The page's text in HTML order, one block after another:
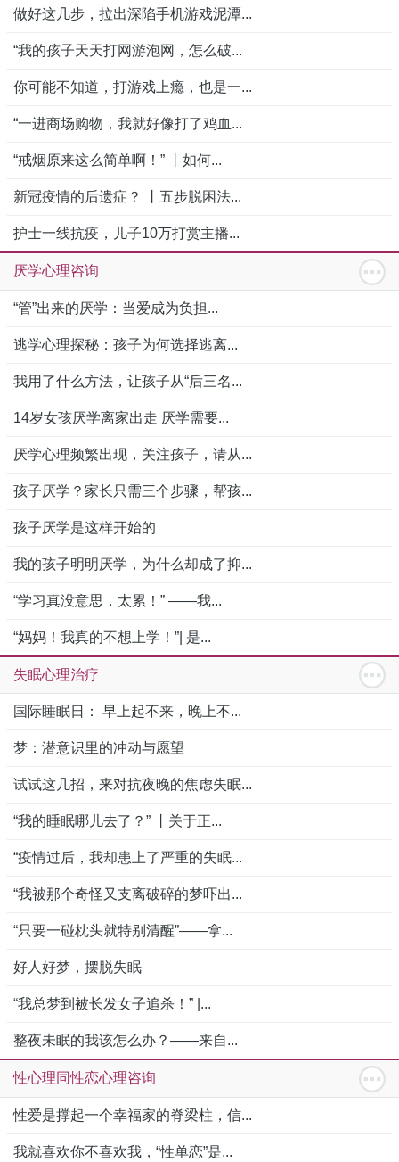
做好这几步，拉出深陷手机游戏泥潭...
“我的孩子天天打网游泡网，怎么破...
你可能不知道，打游戏上瘾，也是一...
“一进商场购物，我就好像打了鸡血...
“戒烟原来这么简单啊！” 丨如何...
新冠疫情的后遗症？ 丨五步脱困法...
护士一线抗疫，儿子10万打赏主播...
厌学心理咨询
“管”出来的厌学：当爱成为负担...
逃学心理探秘：孩子为何选择逃离...
我用了什么方法，让孩子从“后三名...
14岁女孩厌学离家出走 厌学需要...
厌学心理频繁出现，关注孩子，请从...
孩子厌学？家长只需三个步骤，帮孩...
孩子厌学是这样开始的
我的孩子明明厌学，为什么却成了抑...
“学习真没意思，太累！” ——我...
“妈妈！我真的不想上学！”| 是...
失眠心理治疗
国际睡眠日： 早上起不来，晚上不...
梦：潜意识里的冲动与愿望
试试这几招，来对抗夜晚的焦虑失眠...
“我的睡眠哪儿去了？” 丨关于正...
“疫情过后，我却患上了严重的失眠...
“我被那个奇怪又支离破碎的梦吓出...
“只要一碰枕头就特别清醒”——拿...
好人好梦，摆脱失眠
“我总梦到被长发女子追杀！” |...
整夜未眠的我该怎么办？——来自...
性心理同性恋心理咨询
性爱是撑起一个幸福家的脊梁柱，信...
我就喜欢你不喜欢我，“性单恋”是...